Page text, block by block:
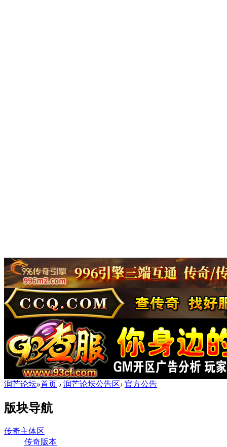
润芒论坛»首页 › 润芒论坛公告区› 官方公告
版块导航
传奇主体区
传奇版本